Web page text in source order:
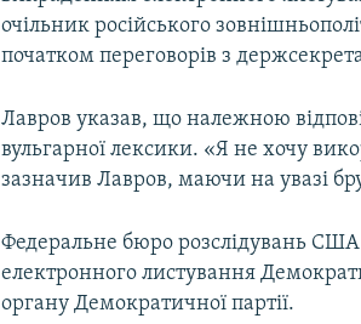
очільник російського
початком переговорів з
Лавров указав, що належною
вульгарної лексики. «Я не хочу
зазначив Лавров, маючи на увазі
Федеральне бюро розслідувань
електронного листування
органу Демократичної партії.